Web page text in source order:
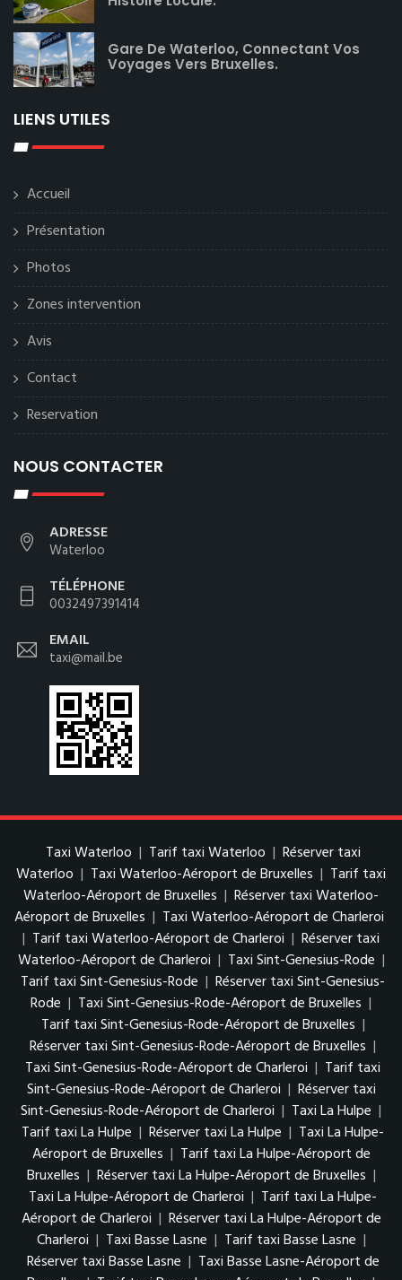
Gare De Waterloo, Connectant Vos
Voyages Vers Bruxelles.
LIENS UTILES
Accueil
Présentation
Photos
Zones intervention
Avis
Contact
Reservation
NOUS CONTACTER
ADRESSE
Waterloo
TÉLÉPHONE
0032497391414
EMAIL
taxi@mail.be
Taxi Waterloo | Tarif taxi Waterloo | Réserver taxi
Waterloo | Taxi Waterloo-Aéroport de Bruxelles | Tarif taxi
Waterloo-Aéroport de Bruxelles | Réserver taxi Waterloo-
Aéroport de Bruxelles | Taxi Waterloo-Aéroport de Charleroi
| Tarif taxi Waterloo-Aéroport de Charleroi | Réserver taxi
Waterloo-Aéroport de Charleroi | Taxi Sint-Genesius-Rode |
Tarif taxi Sint-Genesius-Rode | Réserver taxi Sint-Genesius-
Rode | Taxi Sint-Genesius-Rode-Aéroport de Bruxelles |
Tarif taxi Sint-Genesius-Rode-Aéroport de Bruxelles |
Réserver taxi Sint-Genesius-Rode-Aéroport de Bruxelles |
Taxi Sint-Genesius-Rode-Aéroport de Charleroi | Tarif taxi
Sint-Genesius-Rode-Aéroport de Charleroi | Réserver taxi
Sint-Genesius-Rode-Aéroport de Charleroi | Taxi La Hulpe |
Tarif taxi La Hulpe | Réserver taxi La Hulpe | Taxi La Hulpe-
Aéroport de Bruxelles | Tarif taxi La Hulpe-Aéroport de
Bruxelles | Réserver taxi La Hulpe-Aéroport de Bruxelles |
Taxi La Hulpe-Aéroport de Charleroi | Tarif taxi La Hulpe-
Aéroport de Charleroi | Réserver taxi La Hulpe-Aéroport de
Charleroi | Taxi Basse Lasne | Tarif taxi Basse Lasne |
Réserver taxi Basse Lasne | Taxi Basse Lasne-Aéroport de